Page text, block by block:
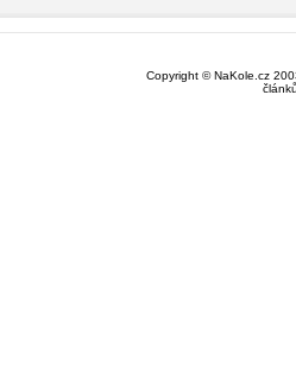
Copyright © NaKole.cz